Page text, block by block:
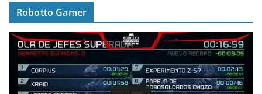
Robotto Gamer